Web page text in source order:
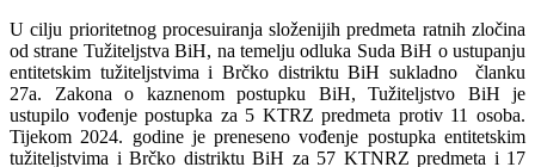
U cilju prioritetnog procesuiranja složenijih predmeta ratnih zločina
od strane Tužiteljstva BiH, na temelju odluka Suda BiH o ustupanju
entitetskim tužiteljstvima i Brčko distriktu BiH sukladno članku
27a. Zakona o kaznenom postupku BiH, Tužiteljstvo BiH je
ustupilo vođenje postupka za 5 KTRZ predmeta protiv 11 osoba.
Tijekom 2024. godine je preneseno vođenje postupka entitetskim
tužiteljstvima i Brčko distriktu BiH za 57 KTNRZ predmeta i 17